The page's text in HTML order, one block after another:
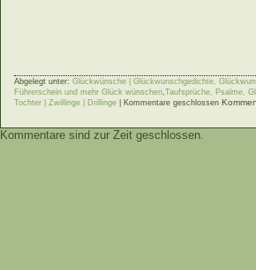
Abgelegt unter: Glückwünsche | Glückwunschgedichte,
Führerschein und mehr Glück wünschen,Taufsprüche, Psalme,
Tochter | Zwillinge | Drillinge
Kommentare geschlossen
Kommentare sind zur Zeit geschlossen.